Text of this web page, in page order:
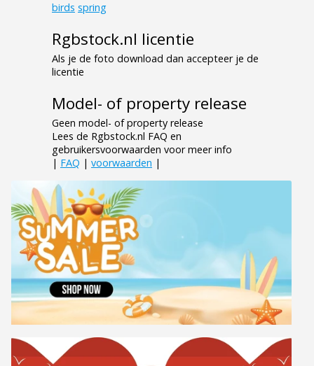
birds spring
Rgbstock.nl licentie
Als je de foto download dan accepteer je de
licentie
Model- of property release
Geen model- of property release
Lees de Rgbstock.nl FAQ en
gebruikersvoorwaarden voor meer info
| FAQ | voorwaarden |